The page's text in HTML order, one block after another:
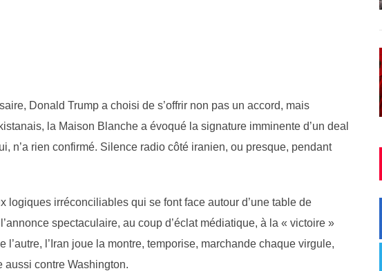
Donald Trump a choisi de s’offrir non pas un accord, mais
la Maison Blanche a évoqué la signature imminente d’un deal
n’a rien confirmé. Silence radio côté iranien, ou presque, pendant
logiques irréconciliables qui se font face autour d’une table de
spectaculaire, au coup d’éclat médiatique, à la « victoire »
l’autre, l’Iran joue la montre, temporise, marchande chaque virgule,
contre Washington.